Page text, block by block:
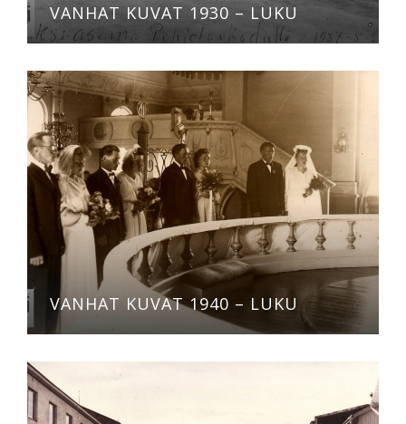
VANHAT KUVAT 1930 – LUKU
VANHAT KUVAT 1940 – LUKU